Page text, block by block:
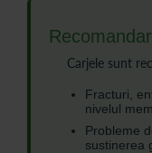
Carjele sunt
Fracturi,
nivelul
Probleme
sustinerea